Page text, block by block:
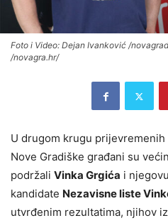
Foto i Video: Dejan Ivanković /
/novagra.hr/
U drugom krugu
Nove Gradiške građani su
podržali Vinka Grgića i
kandidate Nezavisne liste
utvrđenim rezultatima, njihov